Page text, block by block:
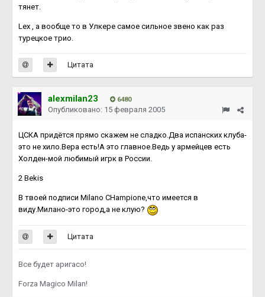
тянет.
Lex , а вообще то в Улкере самое сильное звено как раз
турецкое трио.
Цитата
alexmilan23 6480
Опубликовано: 15 февраля 2005
ЦСКА придётся прямо скажем не сладко.Два испанских клуба-
это не хило.Вера есть!А это главное.Ведь у армейцев есть
Холден-мой любимый игрк в России.
2 Bekis
В твоей подписи Milano CHampione,что имеется в
виду.Милано-это город,а не клую?
Цитата
Все будет аригасо!
Forza Magico Milan!